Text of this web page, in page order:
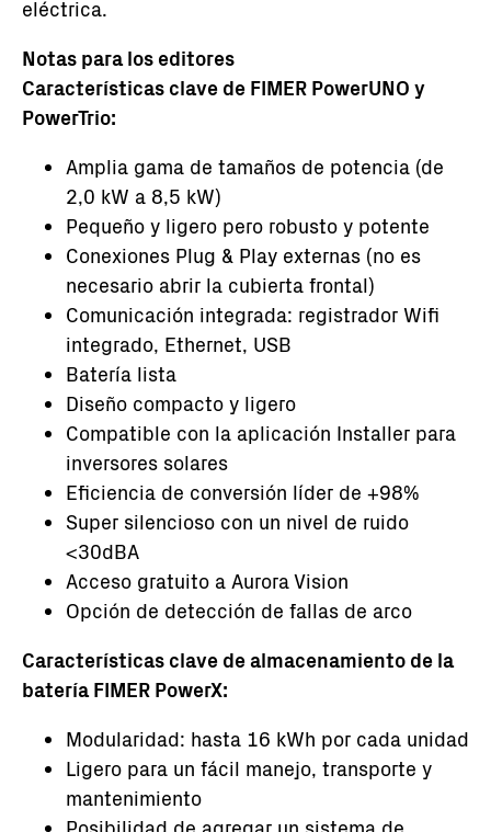
eléctrica.
Notas para los editores
Características clave de FIMER PowerUNO y
PowerTrio:
Amplia gama de tamaños de potencia (de
2,0 kW a 8,5 kW)
Pequeño y ligero pero robusto y potente
Conexiones Plug & Play externas (no es
necesario abrir la cubierta frontal)
Comunicación integrada: registrador Wifi
integrado, Ethernet, USB
Batería lista
Diseño compacto y ligero
Compatible con la aplicación Installer para
inversores solares
Eficiencia de conversión líder de +98%
Super silencioso con un nivel de ruido
<30dBA
Acceso gratuito a Aurora Vision
Opción de detección de fallas de arco
Características clave de almacenamiento de la
batería FIMER PowerX:
Modularidad: hasta 16 kWh por cada unidad
Ligero para un fácil manejo, transporte y
mantenimiento